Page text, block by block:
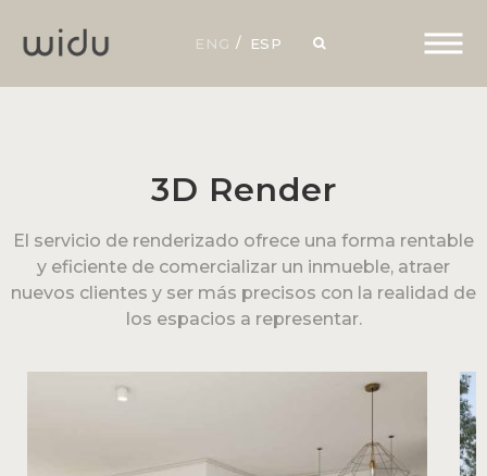
ENG ESP
3D Render
El servicio de renderizado ofrece una forma rentable
y eficiente de comercializar un inmueble, atraer
nuevos clientes y ser más precisos con la realidad de
los espacios a representar.